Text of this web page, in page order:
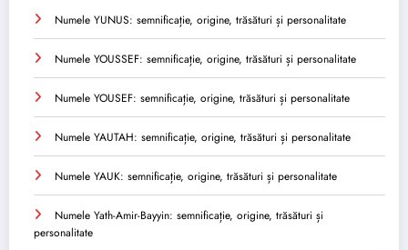
Numele YUNUS: semnificație, origine, trăsături și personalitate
Numele YOUSSEF: semnificație, origine, trăsături și personalitate
Numele YOUSEF: semnificație, origine, trăsături și personalitate
Numele YAUTAH: semnificație, origine, trăsături și personalitate
Numele YAUK: semnificație, origine, trăsături și personalitate
Numele Yath-Amir-Bayyin: semnificație, origine, trăsături și
personalitate